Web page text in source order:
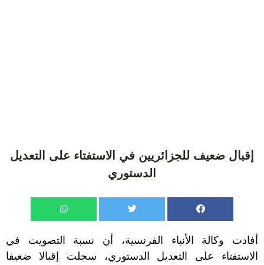
إقبال ضعيف للجزائريين في الاستفتاء على التعديل
الدستوري
أفادت وكالة الأنباء الفرنسية، أن نسبة التصويت في
الاستفتاء على التعديل الدستوري، سجلت إقبالا ضعيفا